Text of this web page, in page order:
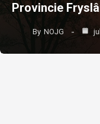
Provincie
By NOJG